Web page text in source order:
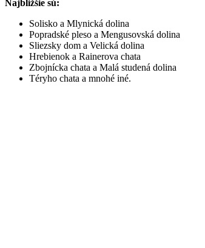
Najbližšie sú:
Solisko a Mlynická dolina
Popradské pleso a Mengusovská dolina
Sliezsky dom a Velická dolina
Hrebienok a Rainerova chata
Zbojnícka chata a Malá studená dolina
Téryho chata a mnohé iné.